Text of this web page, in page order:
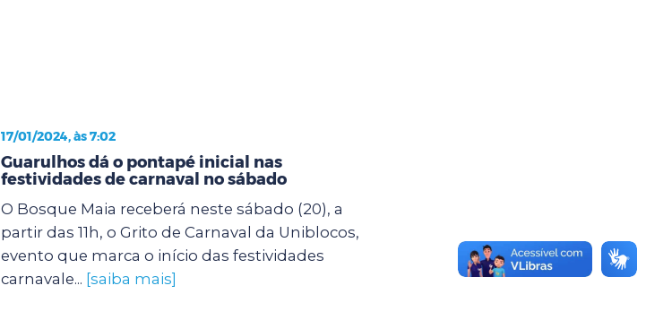
17/01/2024, às 7:02
Guarulhos dá o pontapé inicial nas
festividades de carnaval no sábado
O Bosque Maia receberá neste sábado (20), a
partir das 11h, o Grito de Carnaval da Uniblocos,
evento que marca o início das festividades
carnavale... [saiba mais]